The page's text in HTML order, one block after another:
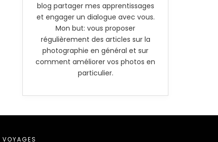
blog partager mes apprentissages
et engager un dialogue avec vous.
Mon but: vous proposer
régulièrement des articles sur la
photographie en général et sur
comment améliorer vos photos en
particulier.
VOYAGES